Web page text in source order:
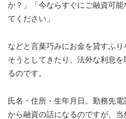
か？」「今ならすぐにご融資可
てください」
などと言葉巧みにお金を貸すふ
そうとしてきたり、法外な利息
るのです。
氏名・住所・生年月日。勤務先
から融資の話になるのですが、